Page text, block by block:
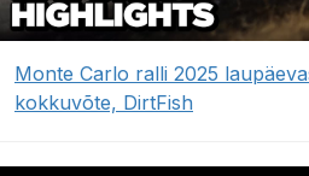
Monte Carlo ralli 2025
kokkuvõte, DirtFish